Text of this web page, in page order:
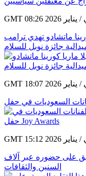
ماتشادو تهدي ترامب
جائزة نوبل للسلام
على حضوره عبر آلاف
السنين والثقافات